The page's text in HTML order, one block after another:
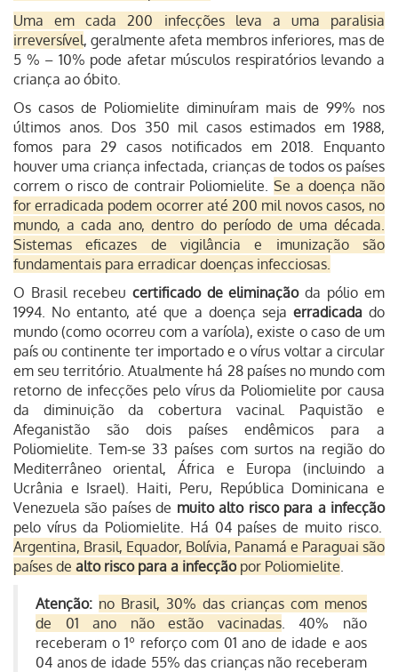
Uma em cada 200 infecções leva a uma paralisia
irreversível, geralmente afeta membros inferiores, mas de
5 % – 10% pode afetar músculos respiratórios levando a
criança ao óbito.
Os casos de Poliomielite diminuíram mais de 99% nos
últimos anos. Dos 350 mil casos estimados em 1988,
fomos para 29 casos notificados em 2018. Enquanto
houver uma criança infectada, crianças de todos os países
correm o risco de contrair Poliomielite. Se a doença não
for erradicada podem ocorrer até 200 mil novos casos, no
mundo, a cada ano, dentro do período de uma década.
Sistemas eficazes de vigilância e imunização são
fundamentais para erradicar doenças infecciosas.
O Brasil recebeu certificado de eliminaçãoda pólio em
1994. No entanto, até que a doença seja erradicada do
mundo (como ocorreu com a varíola), existe o caso de um
país ou continente ter importado e o vírus voltar a circular
em seu território.Atualmente há 28 países no mundo com
retorno de infecções pelo vírus da Poliomielite por causa
da diminuição da cobertura vacinal. Paquistão e
Afeganistão são dois países endêmicos para a
Poliomielite. Tem-se 33 países com surtos na região do
Mediterrâneo oriental, África e Europa (incluindo a
Ucrânia e Israel). Haiti, Peru, República Dominicana e
Venezuela são países de muito alto risco para a infecção
pelo vírus da Poliomielite. Há 04 países de muito risco.
Argentina, Brasil, Equador, Bolívia, Panamá e Paraguai são
países de alto risco para a infecção por Poliomielite.
Atenção: no Brasil, 30% das crianças com menos
de 01 ano não estão vacinadas. 40% não
receberam o 1º reforço com 01 ano de idade e aos
04 anos de idade 55% das crianças não receberam